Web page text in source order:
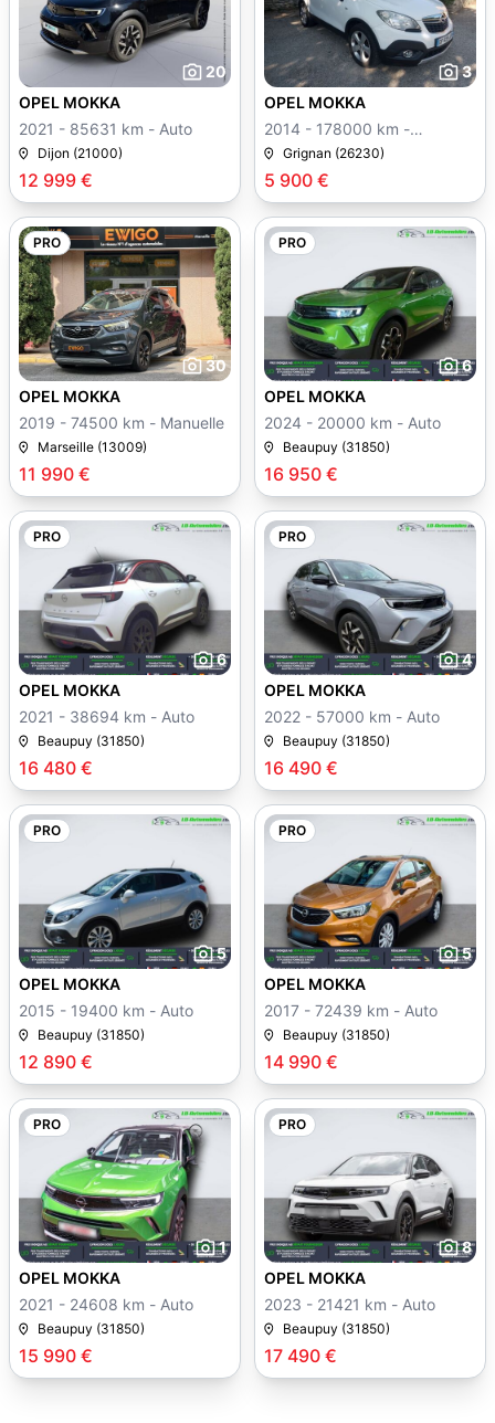
20
12 999 €
OPEL MOKKA
2021 - 85631 km - Auto
Dijon (21000)
3
5 900 €
OPEL MOKKA
2014 - 178000 km -
Manuelle
Grignan (26230)
PRO
30
11 990 €
OPEL MOKKA
2019 - 74500 km - Manuelle
Marseille (13009)
PRO
6
16 950 €
OPEL MOKKA
2024 - 20000 km - Auto
Beaupuy (31850)
PRO
6
16 480 €
OPEL MOKKA
2021 - 38694 km - Auto
Beaupuy (31850)
PRO
4
16 490 €
OPEL MOKKA
2022 - 57000 km - Auto
Beaupuy (31850)
PRO
5
12 890 €
OPEL MOKKA
2015 - 19400 km - Auto
Beaupuy (31850)
PRO
5
14 990 €
OPEL MOKKA
2017 - 72439 km - Auto
Beaupuy (31850)
PRO
1
15 990 €
OPEL MOKKA
2021 - 24608 km - Auto
Beaupuy (31850)
PRO
8
17 490 €
OPEL MOKKA
2023 - 21421 km - Auto
Beaupuy (31850)